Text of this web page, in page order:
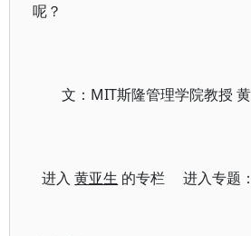
呢？
文：MIT斯隆管理学院教授
进入黄亚生 的专栏 进入专题